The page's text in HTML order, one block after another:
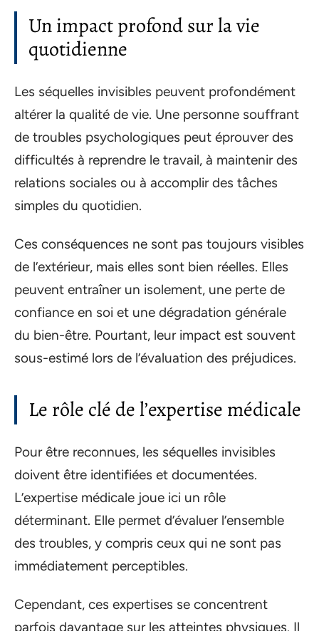
Un impact profond sur la vie
quotidienne
Les séquelles invisibles peuvent profondément
altérer la qualité de vie. Une personne souffrant
de troubles psychologiques peut éprouver des
difficultés à reprendre le travail, à maintenir des
relations sociales ou à accomplir des tâches
simples du quotidien.
Ces conséquences ne sont pas toujours visibles
de l’extérieur, mais elles sont bien réelles. Elles
peuvent entraîner un isolement, une perte de
confiance en soi et une dégradation générale
du bien-être. Pourtant, leur impact est souvent
sous-estimé lors de l’évaluation des préjudices.
Le rôle clé de l’expertise médicale
Pour être reconnues, les séquelles invisibles
doivent être identifiées et documentées.
L’expertise médicale joue ici un rôle
déterminant. Elle permet d’évaluer l’ensemble
des troubles, y compris ceux qui ne sont pas
immédiatement perceptibles.
Cependant, ces expertises se concentrent
parfois davantage sur les atteintes physiques. Il